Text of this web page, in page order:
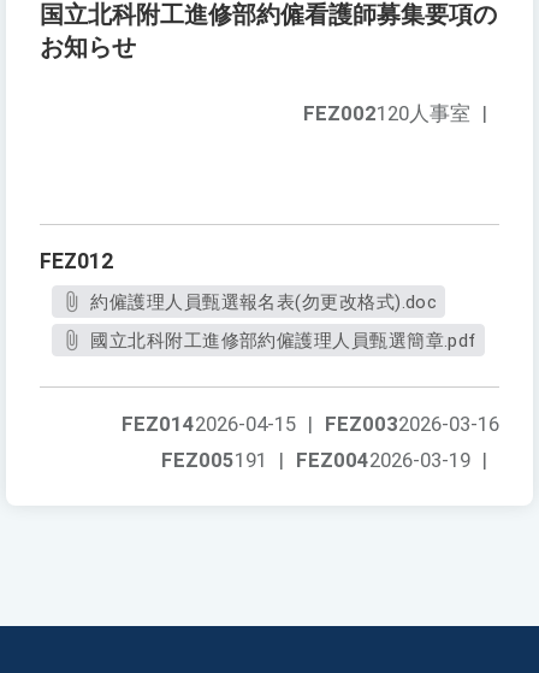
国立北科附工進修部約僱看護師募集要項の
お知らせ
FEZ002120人事室 |
FEZ012
約僱護理人員甄選報名表(勿更改格式).doc
國立北科附工進修部約僱護理人員甄選簡章.pdf
FEZ0032026-03-16
FEZ0142026-04-15 |
FEZ0042026-03-19 |
FEZ005191 |